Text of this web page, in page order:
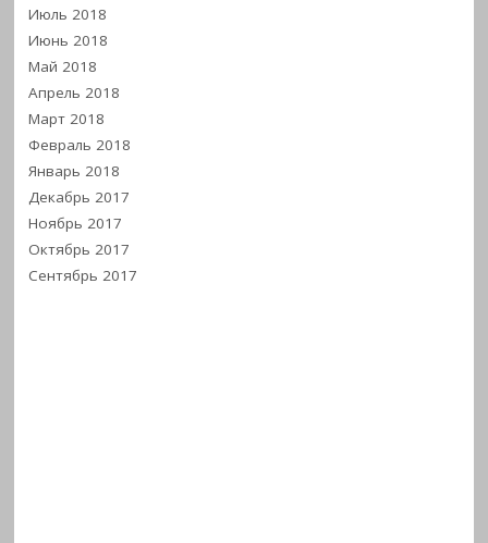
Июль 2018
Июнь 2018
Май 2018
Апрель 2018
Март 2018
Февраль 2018
Январь 2018
Декабрь 2017
Ноябрь 2017
Октябрь 2017
Сентябрь 2017